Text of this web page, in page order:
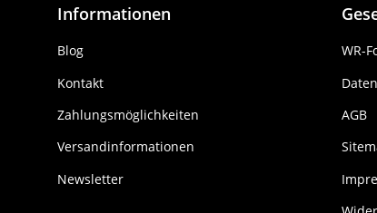
Informationen
Blog
Kontakt
Zahlungsmöglichkeiten
Versandinformationen
Newsletter
WR-
AGB